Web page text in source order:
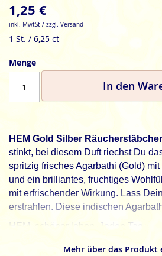
1,25 €
inkl. MwtSt / zzgl. Versand
1 St. / 6,25 ct
Menge
In den
HEM Gold Silber
stinkt, bei diesem Duft riechst Du
spritzig frisches Agarbathi (Gold)
und ein brilliantes, fruchtiges
mit erfrischender Wirkung. Lass
erstrahlen. Diese indischen
HEM, schöner leben. Jeden Tag.
indische Räucherstäbchen
Mehr über das Produkt